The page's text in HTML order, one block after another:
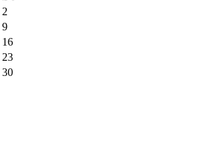
2
9
16
23
30